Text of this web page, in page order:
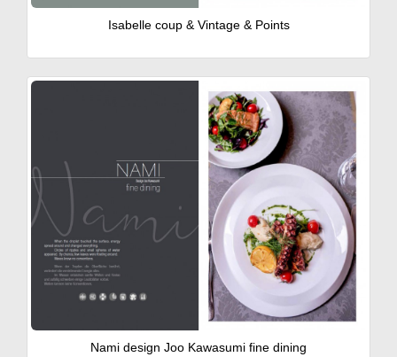
Isabelle coup & Vintage & Points
Nami design Joo Kawasumi fine dining